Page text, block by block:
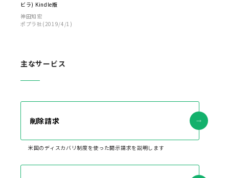
ビラ) Kindle版
神田知宏
ポプラ社(2019/4/1)
主なサービス
削除請求
米国のディスカバリ制度を使った開示請求を説明します